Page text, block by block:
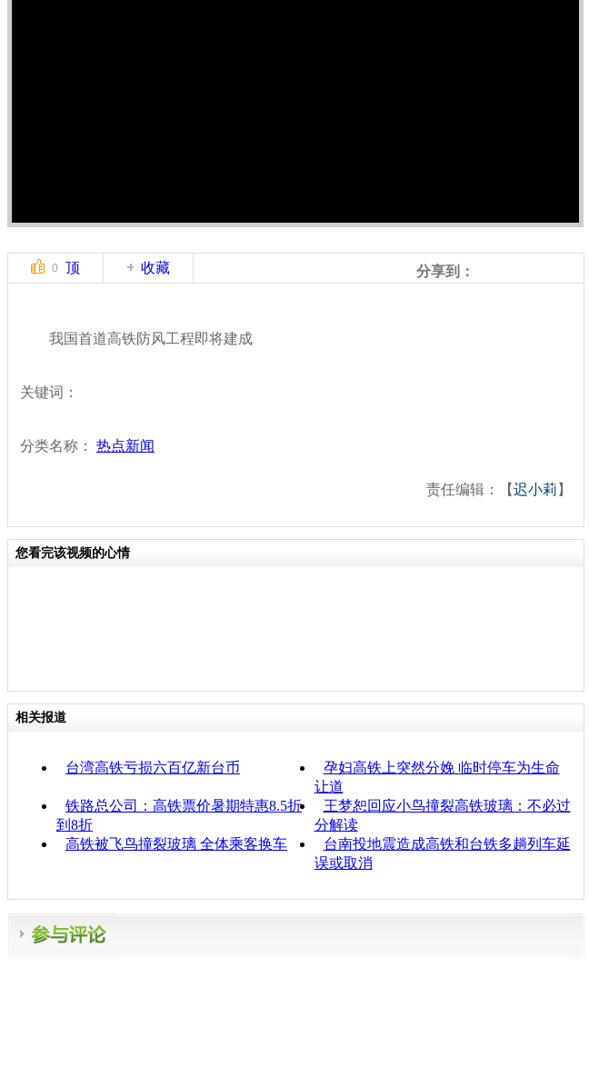
0 顶 收藏 分享到：
我国首道高铁防风工程即将建成
关键词：
分类名称： 热点新闻
责任编辑：【迟小莉 】
您看完该视频的心情
相关报道
台湾高铁亏损六百亿新台币
孕妇高铁上突然分娩 临时停车为生命
让道
铁路总公司：高铁票价暑期特惠8.5折
到8折
王梦恕回应小鸟撞裂高铁玻璃：不必过
分解读
高铁被飞鸟撞裂玻璃 全体乘客换车
台南投地震造成高铁和台铁多趟列车延
误或取消